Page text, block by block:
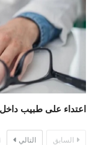
اعتداء على طبيب
السابق التالي